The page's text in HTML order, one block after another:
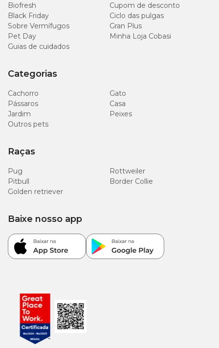
Biofresh
Cupom de desconto
Black Friday
Ciclo das pulgas
Sobre Vermífugos
Gran Plus
Pet Day
Minha Loja Cobasi
Guias de cuidados
Categorias
Cachorro
Gato
Pássaros
Casa
Jardim
Peixes
Outros pets
Raças
Pug
Rottweiler
Pitbull
Border Collie
Golden retriever
Baixe nosso app